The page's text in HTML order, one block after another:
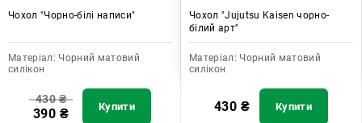
Чохол "Чорно-білі написи"
Матеріал: Чорний матовий
силікон
430₴
390 ₴ Купити
Чохол "Jujutsu Kaisen чорно-
білий арт"
Матеріал: Чорний матовий
силікон
430 ₴ Купити